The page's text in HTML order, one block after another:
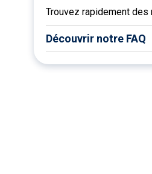
Trouvez rapidement
Découvrir notre FAQ